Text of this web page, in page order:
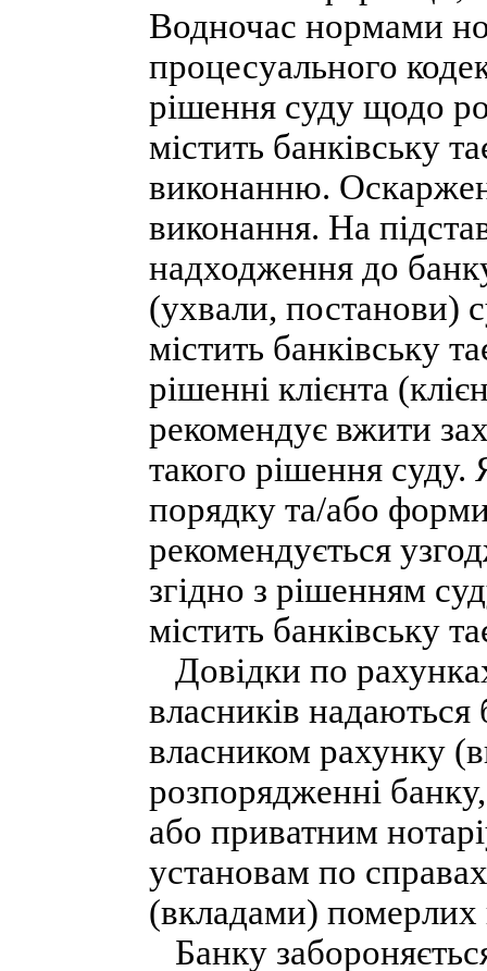
Водночас нормами
процесуального
рішення суду щодо
містить банківську
виконанню.
виконання. На
надходження до
(ухвали, постанови)
містить банківську
рішенні клієнта
рекомендує вжити
такого рішення
порядку та/або
рекомендується
згідно з рішенням
містить банківську
Довідки по
власників
власником рахунку
розпорядженні
або приватним
установам по
(вкладами) померлих
Банку